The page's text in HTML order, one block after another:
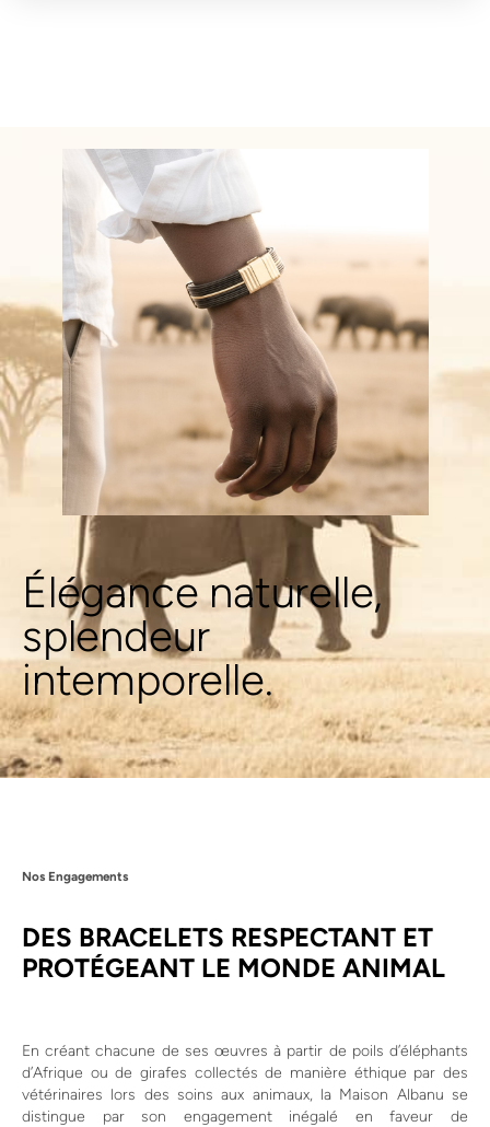
Élégance naturelle,
splendeur
intemporelle.
Nos Engagements
DES BRACELETS RESPECTANT ET
PROTÉGEANT LE MONDE ANIMAL
En créant chacune de ses œuvres à partir de poils d’éléphants
d’Afrique ou de girafes collectés de manière éthique par des
vétérinaires lors des soins aux animaux, la Maison Albanu se
distingue par son engagement inégalé en faveur de